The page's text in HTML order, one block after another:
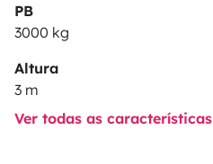
PB
3000 kg
Altura
3 m
Ver todas as características